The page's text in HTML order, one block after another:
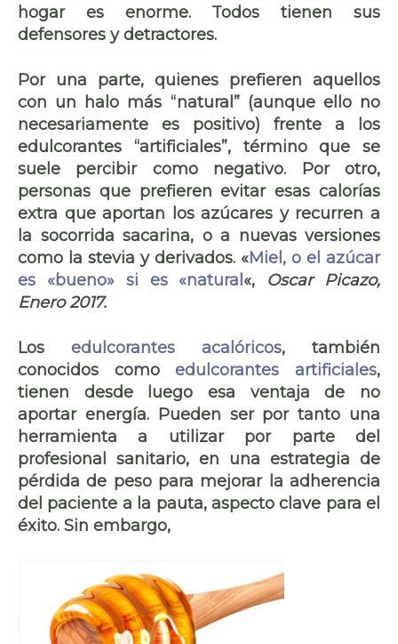
hogar es enorme. Todos tienen sus
defensores y detractores.
Por una parte, quienes prefieren aquellos
con un halo más “natural” (aunque ello no
necesariamente es positivo) frente a los
edulcorantes “artificiales”, término que se
suele percibir como negativo. Por otro,
personas que prefieren evitar esas calorías
extra que aportan los azúcares y recurren a
la socorrida sacarina, o a nuevas versiones
como la stevia y derivados. «Miel, o el azúcar
es «bueno» si es «natural «, Oscar Picazo,
Enero 2017.
Los edulcorantes acalóricos, también
conocidos comoedulcorantes artificiales,
tienen desde luego esa ventaja de no
aportar energía. Pueden ser por tanto una
herramienta a utilizar por parte del
profesional sanitario, en una estrategia de
pérdida de peso para mejorar la adherencia
del paciente a la pauta, aspecto clave para el
éxito. Sin embargo,